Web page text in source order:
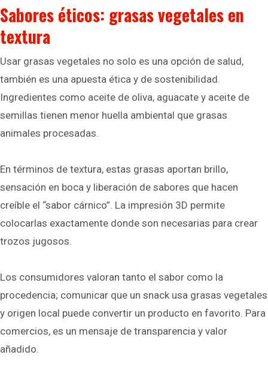
Sabores éticos: grasas vegetales en
textura
Usar grasas vegetales no solo es una opción de salud,
también es una apuesta ética y de sostenibilidad.
Ingredientes como aceite de oliva, aguacate y aceite de
semillas tienen menor huella ambiental que grasas
animales procesadas.
En términos de textura, estas grasas aportan brillo,
sensación en boca y liberación de sabores que hacen
creíble el “sabor cárnico”. La impresión 3D permite
colocarlas exactamente donde son necesarias para crear
trozos jugosos.
Los consumidores valoran tanto el sabor como la
procedencia; comunicar que un snack usa grasas vegetales
y origen local puede convertir un producto en favorito. Para
comercios, es un mensaje de transparencia y valor
añadido.